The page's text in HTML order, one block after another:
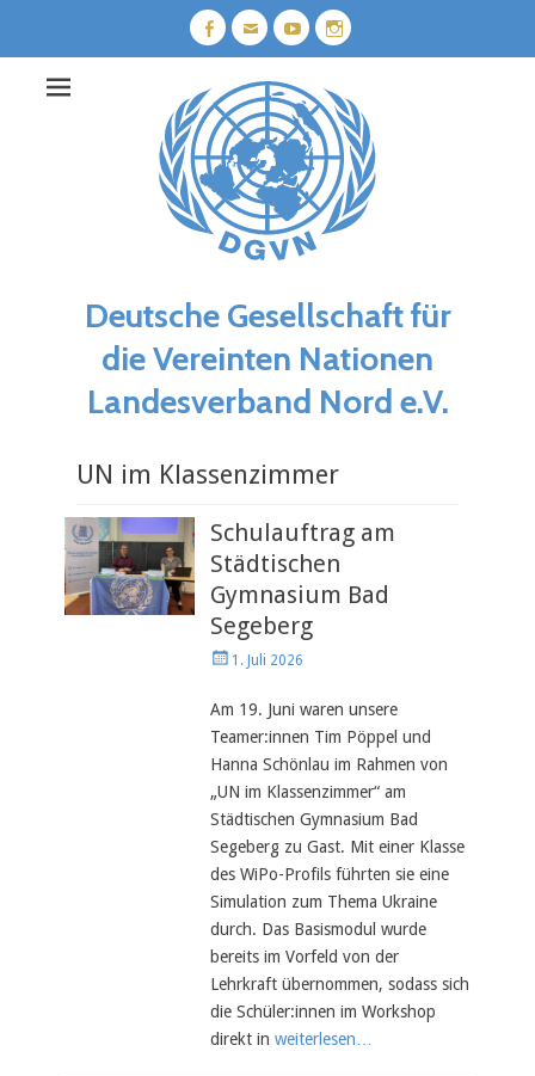
Facebook
E-
YouTubeInstagram
Deutsche Gesellschaft für
die Vereinten Nationen
Landesverband Nord e.V.
UN im Klassenzimmer
Schulauftrag am
Städtischen
Gymnasium Bad
Segeberg
Veröffentlicht
1. Juli 2026
Am 19. Juni waren unsere
Teamer:innen Tim Pöppel und
Hanna Schönlau im Rahmen von
„UN im Klassenzimmer“ am
Städtischen Gymnasium Bad
Segeberg zu Gast. Mit einer Klasse
des WiPo-Profils führten sie eine
Simulation zum Thema Ukraine
durch. Das Basismodul wurde
bereits im Vorfeld von der
Lehrkraft übernommen, sodass sich
die Schüler:innen im Workshop
direkt inweiterlesen…